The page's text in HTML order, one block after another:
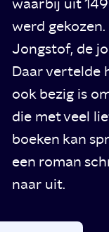
waarbij uit
werd
Jongstof, de
Daar vertelde
ook bezig is
die met veel
boeken kan
een roman
naar uit.